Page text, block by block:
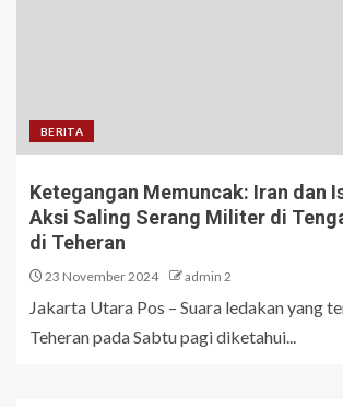
BERITA
Ketegangan Memuncak: Iran dan
Aksi Saling Serang Militer di
di Teheran
23 November 2024 admin 2
Jakarta Utara Pos – Suara ledakan yang
Teheran pada Sabtu pagi diketahui...